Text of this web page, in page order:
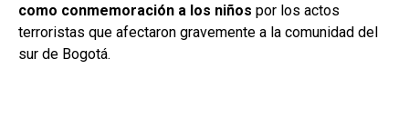
como conmemoración a los niños por los actos
terroristas que afectaron gravemente a la comunidad del
sur de Bogotá.